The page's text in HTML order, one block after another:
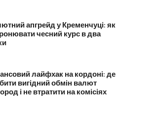
апгрейд у Кременчуці: як
чесний курс в два
лайфхак на кордоні: де
вигідний обмін валют
і не втратити на комісіях